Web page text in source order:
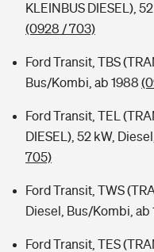
KLEINBUS DIESEL),
(0928 / 703)
Ford Transit, TBS
Bus/Kombi, ab 1988
Ford Transit, TEL
DIESEL), 52 kW,
705)
Ford Transit, TWS
Diesel, Bus/Kombi, ab
Ford Transit, TES